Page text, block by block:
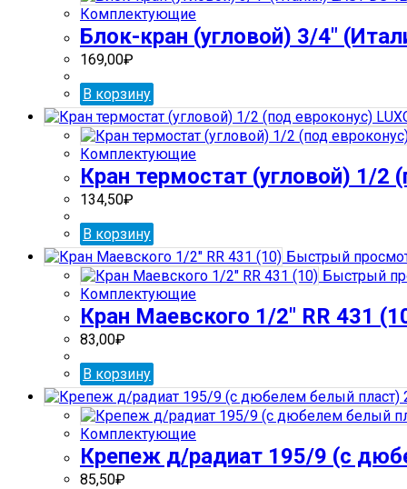
Комплектующие
Блок-кран (угловой) 3/4″
169,00₽
В корзину
Комплектующие
Кран термостат (угловой) 1/2
134,50₽
В корзину
Быстрый
Быстрый
Комплектующие
Кран Маевского 1/2″ RR 431
83,00₽
В корзину
Комплектующие
Крепеж д/радиат 195/9 (с
85,50₽